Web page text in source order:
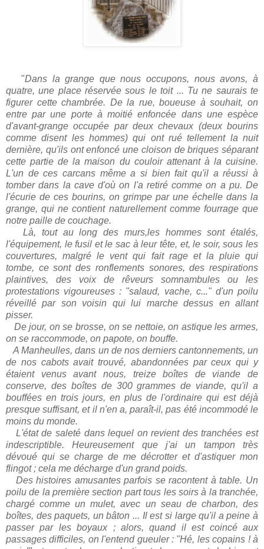
"Dans la grange que nous occupons, nous avons, à
quatre, une place réservée sous le toit ... Tu ne saurais te
figurer cette chambrée. De la rue, boueuse à souhait, on
entre par une porte à moitié enfoncée dans une espèce
d'avant-grange occupée par deux chevaux (deux bourins
comme disent les hommes) qui ont rué tellement la nuit
dernière, qu'ils ont enfoncé une cloison de briques séparant
cette partie de la maison du couloir attenant à la cuisine.
L'un de ces carcans même a si bien fait qu'il a réussi à
tomber dans la cave d'où on l'a retiré comme on a pu. De
l'écurie de ces bourins, on grimpe par une échelle dans la
grange, qui ne contient naturellement comme fourrage que
notre paille de couchage.
Là, tout au long des murs,les hommes sont étalés,
l'équipement, le fusil et le sac à leur tête, et, le soir, sous les
couvertures, malgré le vent qui fait rage et la pluie qui
tombe, ce sont des ronflements sonores, des respirations
plaintives, des voix de rêveurs somnambules ou les
protestations vigoureuses : "salaud, vache, c..." d'un poilu
réveillé par son voisin qui lui marche dessus en allant
pisser.
De jour, on se brosse, on se nettoie, on astique les armes,
on se raccommode, on papote, on bouffe.
A Manheulles, dans un de nos derniers cantonnements, un
de nos cabots avait trouvé, abandonnées par ceux qui y
étaient venus avant nous, treize boîtes de viande de
conserve, des boîtes de 300 grammes de viande, qu'il a
bouffées en trois jours, en plus de l'ordinaire qui est déjà
presque suffisant, et il n'en a, paraît-il, pas été incommodé le
moins du monde.
L'état de saleté dans lequel on revient des tranchées est
indescriptible. Heureusement que j'ai un tampon très
dévoué qui se charge de me décrotter et d'astiquer mon
flingot ; cela me décharge d'un grand poids.
Des histoires amusantes parfois se racontent à table. Un
poilu de la première section part tous les soirs à la tranchée,
chargé comme un mulet, avec un seau de charbon, des
boîtes, des paquets, un bâton ... Il est si large qu'il a peine à
passer par les boyaux ; alors, quand il est coincé aux
passages difficiles, on l'entend gueuler : "Hé, les copains ! à